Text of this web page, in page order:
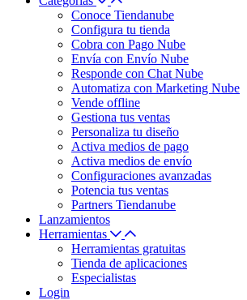
Conoce Tiendanube
Configura tu tienda
Cobra con Pago Nube
Envía con Envío Nube
Responde con Chat Nube
Automatiza con Marketing Nube
Vende offline
Gestiona tus ventas
Personaliza tu diseño
Activa medios de pago
Activa medios de envío
Configuraciones avanzadas
Potencia tus ventas
Partners Tiendanube
Lanzamientos
Herramientas
Herramientas gratuitas
Tienda de aplicaciones
Especialistas
Login